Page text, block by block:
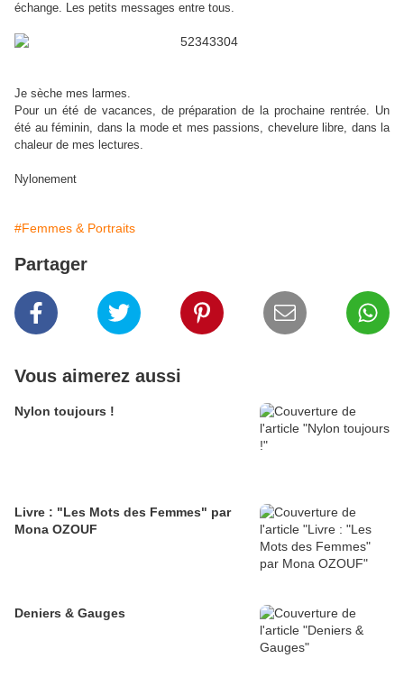
échange. Les petits messages entre tous.
Je sèche mes larmes.
Pour un été de vacances, de préparation de la prochaine rentrée. Un
été au féminin, dans la mode et mes passions, chevelure libre, dans la
chaleur de mes lectures.
Nylonement
#Femmes & Portraits
Partager
Vous aimerez aussi
Nylon toujours !
Livre : "Les Mots des Femmes" par
Mona OZOUF
Deniers & Gauges